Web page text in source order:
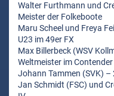
Walter Furthmann und
Meister der Folkeboote
Maru Scheel und Freya
U23 im 49er FX
Max Billerbeck (WSV
Weltmeister im Contender
Johann Tammen (SVK)
Jan Schmidt (FSC) und